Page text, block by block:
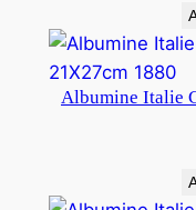
Albumine Italie